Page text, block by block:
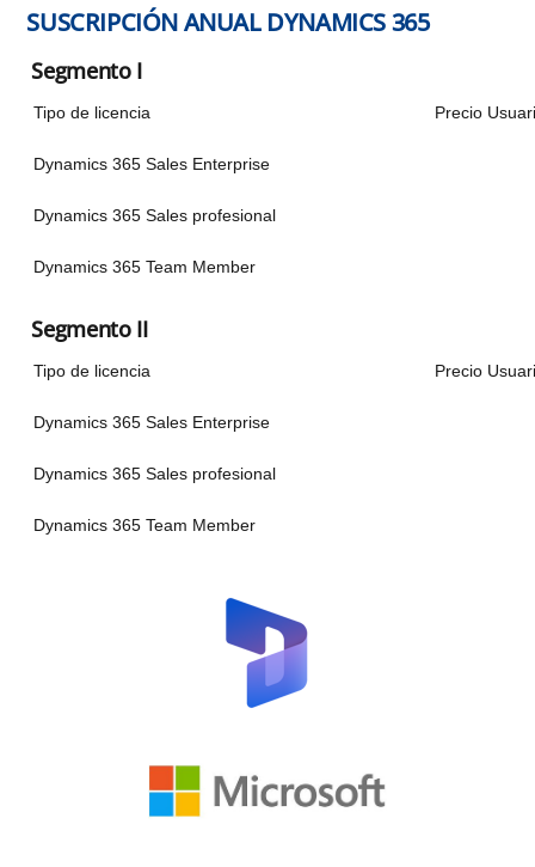
SUSCRIPCIÓN ANUAL DYNAMICS 365
Segmento I
Tipo de licencia Precio
Dynamics 365 Sales Enterprise
Dynamics 365 Sales profesional
Dynamics 365 Team Member
Segmento II
Tipo de licencia Precio
Dynamics 365 Sales Enterprise
Dynamics 365 Sales profesional
Dynamics 365 Team Member